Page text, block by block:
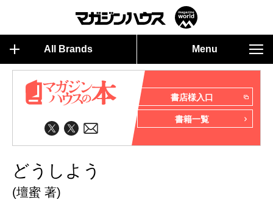
All Brands Menu
書店様入口
書籍一覧
どうしよう
(壇蜜 著)